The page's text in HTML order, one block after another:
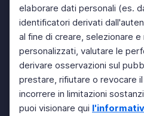
elaborare dati personali (es.
identificatori derivati
al fine di creare, selezionare e
personalizzati, valutare le
derivare osservazioni sul
prestare, rifiutare o revocare
incorrere in limitazioni
puoi visionare qui